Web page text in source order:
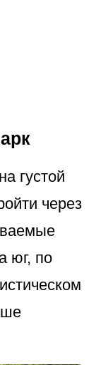
густой
через
юг, по